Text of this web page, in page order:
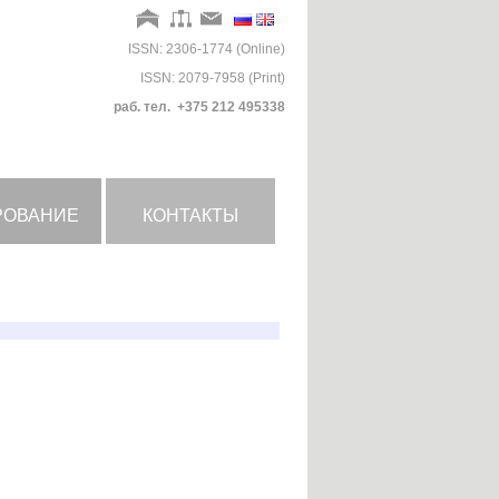
ISSN: 2306-1774 (Online)
ISSN: 2079-7958 (Print)
раб. тел. +375 212 495338
КОНТАКТЫ